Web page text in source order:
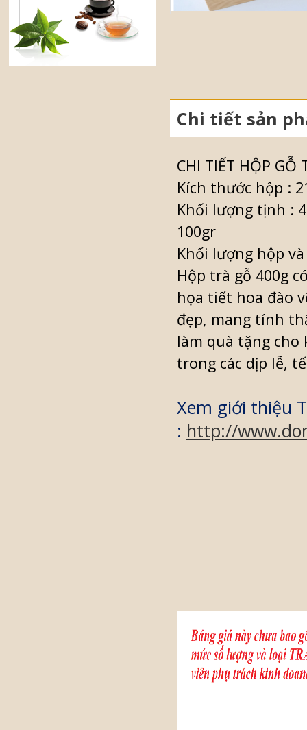
Chi tiết sản
CHI TIẾT HỘP GỖ
Kích thước hộp :
Khối lượng tịnh :
100gr
Khối lượng hộp
Hộp trà gỗ 400g
họa tiết hoa đào
đẹp, mang tính
làm quà tặng cho
trong các dịp lễ,
Xem giới thiệu
: http://